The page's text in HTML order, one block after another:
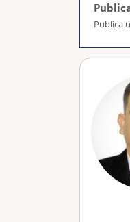
Publica